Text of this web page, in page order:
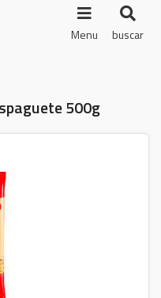
Menu buscar
500g